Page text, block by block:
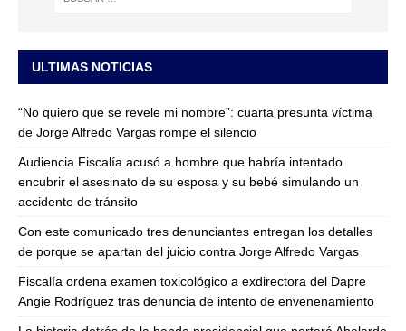
ULTIMAS NOTICIAS
“No quiero que se revele mi nombre”: cuarta presunta víctima
de Jorge Alfredo Vargas rompe el silencio
Audiencia Fiscalía acusó a hombre que habría intentado
encubrir el asesinato de su esposa y su bebé simulando un
accidente de tránsito
Con este comunicado tres denunciantes entregan los detalles
de porque se apartan del juicio contra Jorge Alfredo Vargas
Fiscalía ordena examen toxicológico a exdirectora del Dapre
Angie Rodríguez tras denuncia de intento de envenenamiento